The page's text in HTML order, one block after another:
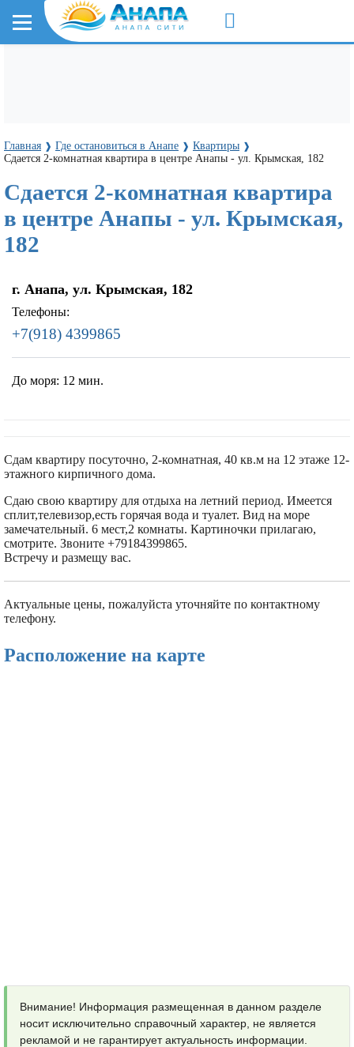
Главная ❱ Где остановиться в Анапе ❱ Квартиры ❱
Сдается 2-комнатная квартира в центре Анапы - ул. Крымская, 182
Сдается 2-комнатная квартира
в центре Анапы - ул. Крымская,
182
г. Анапа, ул. Крымская, 182
Телефоны:
+7(918) 4399865
До моря: 12 мин.
Сдам квартиру посуточно, 2-комнатная, 40 кв.м на 12 этаже 12-
этажного кирпичного дома.
Сдаю свою квартиру для отдыха на летний период. Имеется
сплит,телевизор,есть горячая вода и туалет. Вид на море
замечательный. 6 мест,2 комнаты. Картиночки прилагаю,
смотрите. Звоните +79184399865.
Встречу и размещу вас.
Актуальные цены, пожалуйста уточняйте по контактному
телефону.
Расположение на карте
Внимание! Информация размещенная в данном разделе
носит исключительно справочный характер, не является
рекламой и не гарантирует актуальность информации.